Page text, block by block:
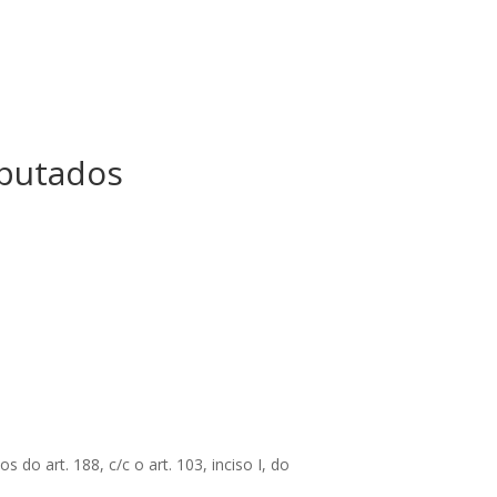
do art. 188, c/c o art. 103, inciso I, do